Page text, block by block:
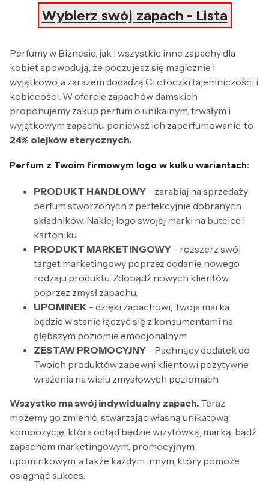
Wybierz swój zapach - Lista
Perfumy w Biznesie, jak i wszystkie inne zapachy dla
kobiet spowodują, że poczujesz się magicznie i
wyjątkowo, a zarazem dodadzą Ci otoczki tajemniczości i
kobiecości. W ofercie zapachów damskich
proponujemy zakup perfum o unikalnym, trwałym i
wyjątkowym zapachu, ponieważ ich zaperfumowanie, to
24% olejków eterycznych.
Perfum z Twoim firmowym logo w kulku wariantach:
PRODUKT HANDLOWY - zarabiaj na sprzedaży
perfum stworzonych z perfekcyjnie dobranych
składników. Naklej logo swojej marki na butelce i
kartoniku.
PRODUKT MARKETINGOWY - rozszerz swój
target marketingowy poprzez dodanie nowego
rodzaju produktu. Zdobądź nowych klientów
poprzez zmysł zapachu.
UPOMINEK - dzięki zapachowi, Twoja marka
będzie w stanie łączyć się z konsumentami na
głębszym poziomie emocjonalnym.
ZESTAW PROMOCYJNY - Pachnący dodatek do
Twoich produktów zapewni klientowi pozytywne
wrażenia na wielu zmysłowych poziomach.
Wszystko ma swój indywidualny zapach. Teraz
możemy go zmienić, stwarzając własną unikatową
kompozycję, która odtąd będzie wizytówką, marką, bądź
zapachem marketingowym, promocyjnym,
upominkowym, a także każdym innym, który pomoże
osiągnąć sukces.